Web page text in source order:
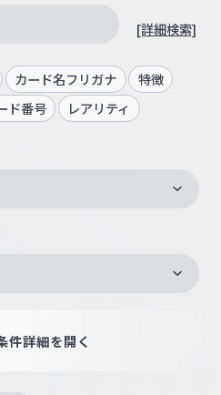
[詳細検索]
カード名フリガナ
特徴
ド番号 レアリティ
件詳細を開く